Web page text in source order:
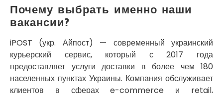
Почему выбрать именно наши
вакансии?
iPOST (укр. Айпост) — современный украинский
курьерский сервис, который с 2017 года
предоставляет услуги доставки в более чем 180
населенных пунктах Украины. Компания обслуживает
клиентов в сферах e-commerce и retail,
Раздельная
Рени
Решетиловка
Ромны
Ровно
Рудное
Самбор
Счастливое